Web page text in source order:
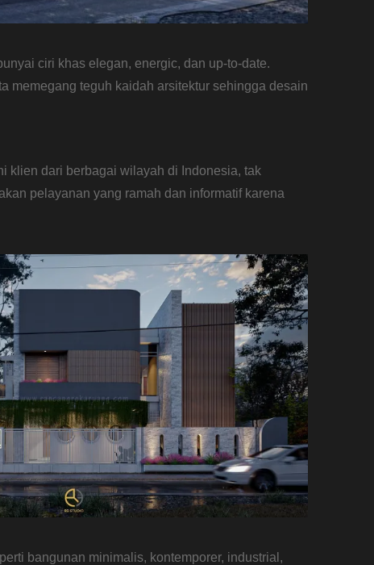
ciri khas elegan, energic, dan up-to-date.
memegang teguh kaidah arsitektur sehingga desain
klien dari berbagai wilayah di Indonesia, tak
pelayanan yang ramah dan informatif karena
bangunan minimalis, kontemporer, industrial,